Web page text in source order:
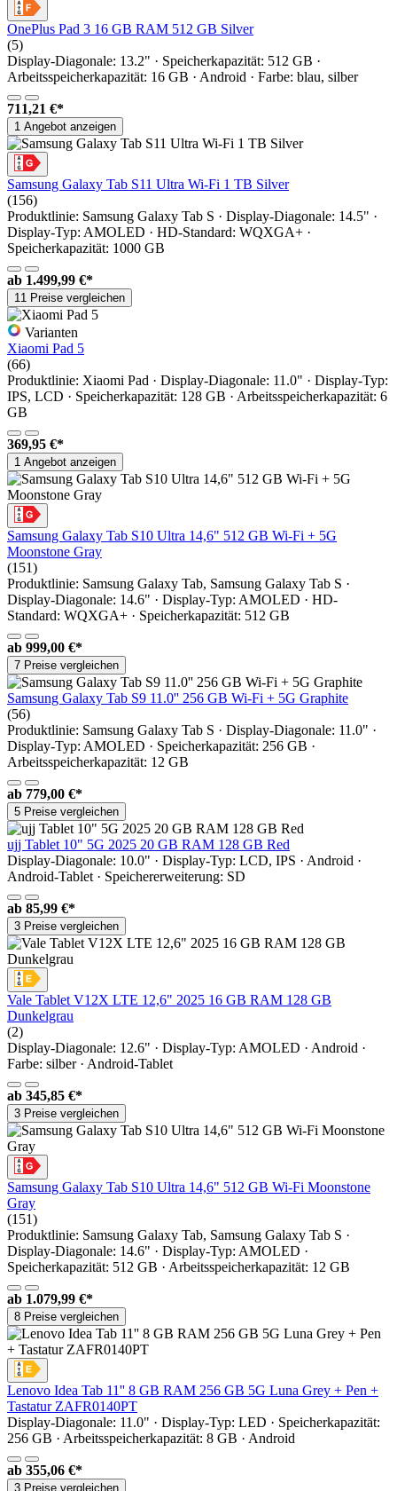
OnePlus Pad 3 16 GB RAM 512 GB Silver
(5)
Display-Diagonale: 13.2" · Speicherkapazität: 512 GB ·
Arbeitsspeicherkapazität: 16 GB · Android · Farbe: blau, silber
711,21 €*
1 Angebot anzeigen
Samsung Galaxy Tab S11 Ultra Wi-Fi 1 TB Silver
(156)
Produktlinie: Samsung Galaxy Tab S · Display-Diagonale: 14.5" ·
Display-Typ: AMOLED · HD-Standard: WQXGA+ ·
Speicherkapazität: 1000 GB
ab 1.499,99 €*
11 Preise vergleichen
Varianten
Xiaomi Pad 5
(66)
Produktlinie: Xiaomi Pad · Display-Diagonale: 11.0" · Display-Typ:
IPS, LCD · Speicherkapazität: 128 GB · Arbeitsspeicherkapazität: 6
GB
369,95 €*
1 Angebot anzeigen
Samsung Galaxy Tab S10 Ultra 14,6" 512 GB Wi-Fi + 5G
Moonstone Gray
(151)
Produktlinie: Samsung Galaxy Tab, Samsung Galaxy Tab S ·
Display-Diagonale: 14.6" · Display-Typ: AMOLED · HD-
Standard: WQXGA+ · Speicherkapazität: 512 GB
ab 999,00 €*
7 Preise vergleichen
Samsung Galaxy Tab S9 11.0'' 256 GB Wi-Fi + 5G Graphite
(56)
Produktlinie: Samsung Galaxy Tab S · Display-Diagonale: 11.0" ·
Display-Typ: AMOLED · Speicherkapazität: 256 GB ·
Arbeitsspeicherkapazität: 12 GB
ab 779,00 €*
5 Preise vergleichen
ujj Tablet 10" 5G 2025 20 GB RAM 128 GB Red
Display-Diagonale: 10.0" · Display-Typ: LCD, IPS · Android ·
Android-Tablet · Speichererweiterung: SD
ab 85,99 €*
3 Preise vergleichen
Vale Tablet V12X LTE 12,6" 2025 16 GB RAM 128 GB
Dunkelgrau
(2)
Display-Diagonale: 12.6" · Display-Typ: AMOLED · Android ·
Farbe: silber · Android-Tablet
ab 345,85 €*
3 Preise vergleichen
Samsung Galaxy Tab S10 Ultra 14,6" 512 GB Wi-Fi Moonstone
Gray
(151)
Produktlinie: Samsung Galaxy Tab, Samsung Galaxy Tab S ·
Display-Diagonale: 14.6" · Display-Typ: AMOLED ·
Speicherkapazität: 512 GB · Arbeitsspeicherkapazität: 12 GB
ab 1.079,99 €*
8 Preise vergleichen
Lenovo Idea Tab 11'' 8 GB RAM 256 GB 5G Luna Grey + Pen +
Tastatur ZAFR0140PT
Display-Diagonale: 11.0" · Display-Typ: LED · Speicherkapazität:
256 GB · Arbeitsspeicherkapazität: 8 GB · Android
ab 355,06 €*
3 Preise vergleichen